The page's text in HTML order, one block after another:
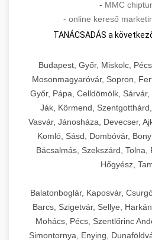
- MMC
- online kereső
TANÁCSADÁS a
Budapest, Győr, Miskolc,
Mosonmagyaróvár, Sopron,
Győr, Pápa, Celldömölk,
Ják, Körmend,
Vasvár, Jánosháza, Devecser,
Komló, Sásd, Dombóvár,
Bácsalmás, Szekszárd, Tolna,
Hőgyész,
Balatonboglár, Kaposvár,
Barcs, Szigetvár, Sellye,
Mohács, Pécs, Szentlőrinc
Simontornya, Enying,